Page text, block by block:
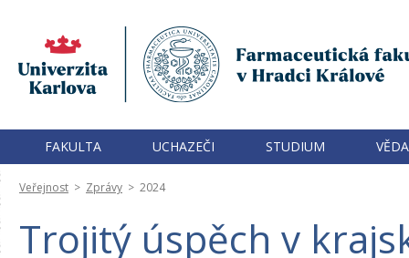
FAKULTA UCHAZEČI STUDIUM
Veřejnost > Zprávy > 2024
Trojitý úspěch v